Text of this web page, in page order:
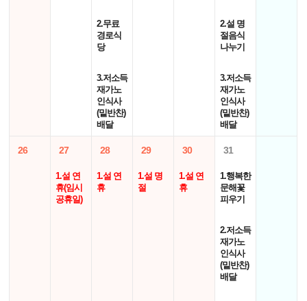
2.무료
경로식
당
3.저소득
재가노
인식사
(밑반찬)
배달
2.설 명
절음식
나누기
3.저소득
재가노
인식사
(밑반찬)
배달
26 27
1.설 연
휴(임시
공휴일)
28
1.설 연
휴
29
1.설 명
절
30
1.설 연
휴
31
1.행복한
문해꽃
피우기
2.저소득
재가노
인식사
(밑반찬)
배달